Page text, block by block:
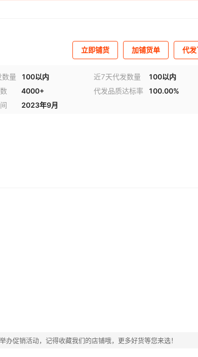
立即铺货 加铺货单 代
量 100以内 近7天代发数量
100以内
4000+ 代发品质达标率
100.00%
2023年9月
促销活动，记得收藏我们的店铺哦，更多好货等您来选！